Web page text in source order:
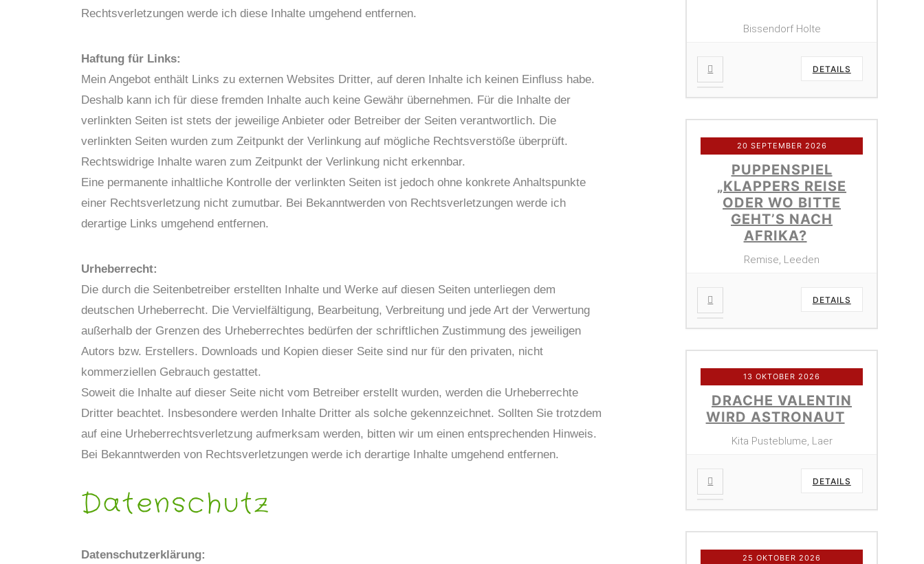
Rechtsverletzungen werde ich diese Inhalte umgehend entfernen.
Haftung für Links:
Mein Angebot enthält Links zu externen Websites Dritter, auf deren Inhalte ich keinen Einfluss habe.
Deshalb kann ich für diese fremden Inhalte auch keine Gewähr übernehmen. Für die Inhalte der
verlinkten Seiten ist stets der jeweilige Anbieter oder Betreiber der Seiten verantwortlich. Die
verlinkten Seiten wurden zum Zeitpunkt der Verlinkung auf mögliche Rechtsverstöße überprüft.
Rechtswidrige Inhalte waren zum Zeitpunkt der Verlinkung nicht erkennbar.
Eine permanente inhaltliche Kontrolle der verlinkten Seiten ist jedoch ohne konkrete Anhaltspunkte
einer Rechtsverletzung nicht zumutbar. Bei Bekanntwerden von Rechtsverletzungen werde ich
derartige Links umgehend entfernen.
Urheberrecht:
Die durch die Seitenbetreiber erstellten Inhalte und Werke auf diesen Seiten unterliegen dem
deutschen Urheberrecht. Die Vervielfältigung, Bearbeitung, Verbreitung und jede Art der Verwertung
außerhalb der Grenzen des Urheberrechtes bedürfen der schriftlichen Zustimmung des jeweiligen
Autors bzw. Erstellers. Downloads und Kopien dieser Seite sind nur für den privaten, nicht
kommerziellen Gebrauch gestattet.
Soweit die Inhalte auf dieser Seite nicht vom Betreiber erstellt wurden, werden die Urheberrechte
Dritter beachtet. Insbesondere werden Inhalte Dritter als solche gekennzeichnet. Sollten Sie trotzdem
auf eine Urheberrechtsverletzung aufmerksam werden, bitten wir um einen entsprechenden Hinweis.
Bei Bekanntwerden von Rechtsverletzungen werde ich derartige Inhalte umgehend entfernen.
Datenschutz
Datenschutzerklärung:
Bissendorf Holte
DETAILS
20 SEPTEMBER 2026
PUPPENSPIEL
„KLAPPERS REISE
ODER WO BITTE
GEHT’S NACH
AFRIKA?
Remise, Leeden
DETAILS
13 OKTOBER 2026
DRACHE VALENTIN
WIRD ASTRONAUT
Kita Pusteblume, Laer
DETAILS
25 OKTOBER 2026